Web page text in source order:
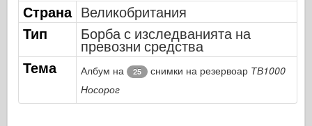
Airfix
Военновъздушни сили
Модел AZ
Bronco
Страна Великобритания
Тип
Борба с изследванията на
превозни средства
Тема
Албум на 25 снимки на резервоар ТВ1000
Носорог